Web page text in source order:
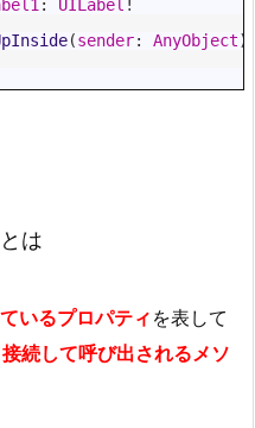
: UILabel !
(sender: AnyObject)
は
いるプロパティ を表して
続して呼び出されるメソ